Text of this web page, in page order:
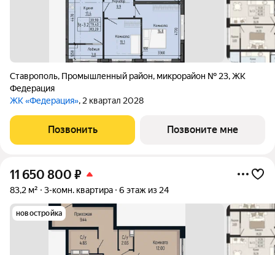
Ставрополь, Промышленный район, микрорайон № 23,ЖК
Федерация
ЖК «Федерация», 2 квартал 2028
Позвонить Позвоните мне
11 650 800 ₽
83,2 м² 3-комн. квартира 6 этаж из 24
новостройка